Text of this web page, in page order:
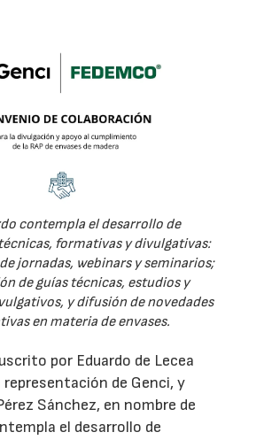
contempla el desarrollo de
formativas y divulgativas:
jornadas, webinars y seminarios;
de guías técnicas, estudios y
y difusión de novedades
en materia de envases.
por Eduardo de Lecea
representación de Genci, y
Sánchez, en nombre de
el desarrollo de